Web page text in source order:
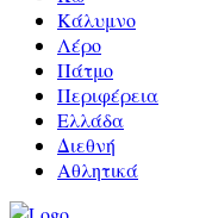
Κάλυμνο
Λέρο
Πάτμο
Περιφέρεια
Ελλάδα
Διεθνή
Αθλητικά